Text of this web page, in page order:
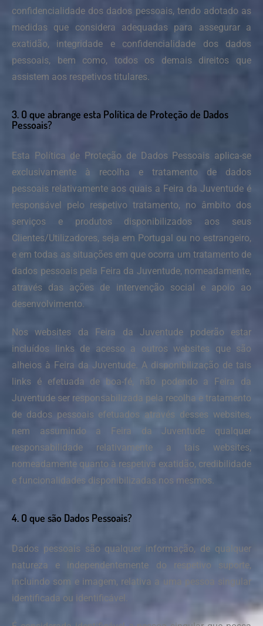
confidencialidade dos dados pessoais, tendo adotado as
medidas que considera adequadas para assegurar a
exatidão, integridade e confidencialidade dos dados
pessoais, bem como, todos os demais direitos que
assistem aos respetivos titulares.
3. O que abrange esta Política de Proteção de Dados
Pessoais?
Esta Política de Proteção de Dados Pessoais aplica-se
exclusivamente à recolha e tratamento de dados
pessoais relativamente aos quais a Feira da Juventude é
responsável pelo respetivo tratamento, no âmbito dos
serviços e produtos disponibilizados aos seus
Clientes/Utilizadores, seja em Portugal ou no estrangeiro,
e em todas as situações em que ocorra um tratamento de
dados pessoais pela Feira da Juventude, nomeadamente,
através das ações de intervenção social e apoio ao
desenvolvimento.
Nos websites da Feira da Juventude poderão estar
incluídos links de acesso a outros websites que são
alheios à Feira da Juventude. A disponibilização de tais
links é efetuada de boa-fé, não podendo a Feira da
Juventude ser responsabilizada pela recolha e tratamento
de dados pessoais efetuados através desses websites,
nem assumindo a Feira da Juventude qualquer
responsabilidade relativamente a tais websites,
nomeadamente quanto à respetiva exatidão, credibilidade
e funcionalidades disponibilizadas nos mesmos.
4. O que são Dados Pessoais?
Dados pessoais são qualquer informação, de qualquer
natureza e independentemente do respetivo suporte,
incluindo som e imagem, relativa a uma pessoa singular
identificada ou identificável.